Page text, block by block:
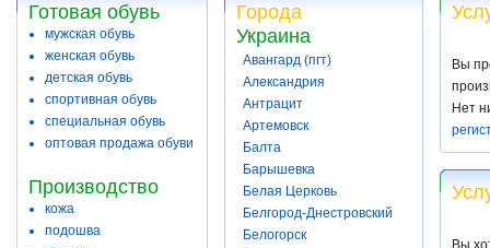
Готовая обувь
мужская обувь
женская обувь
детская обувь
спортивная обувь
специальная обувь
оптовая продажа обуви
Производство
кожа
подошва
Города
Украина
Авангард (пгт)
Александрия
Антрацит
Артемовск
Балта
Барышевка
Белая Церковь
Белгород-Днестровский
Белогорск
Вы
Нет
Вы